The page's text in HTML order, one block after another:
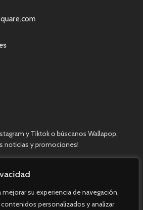
su experiencia de navegación,
personalizados y analizar
y Tiktok o búscanos Wallapop,
noticias y promociones!